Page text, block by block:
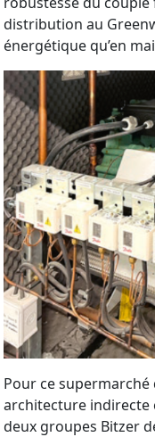
distribution au
énergétique qu’en
Pour ce supermarché
architecture indirecte
deux groupes Bitzer